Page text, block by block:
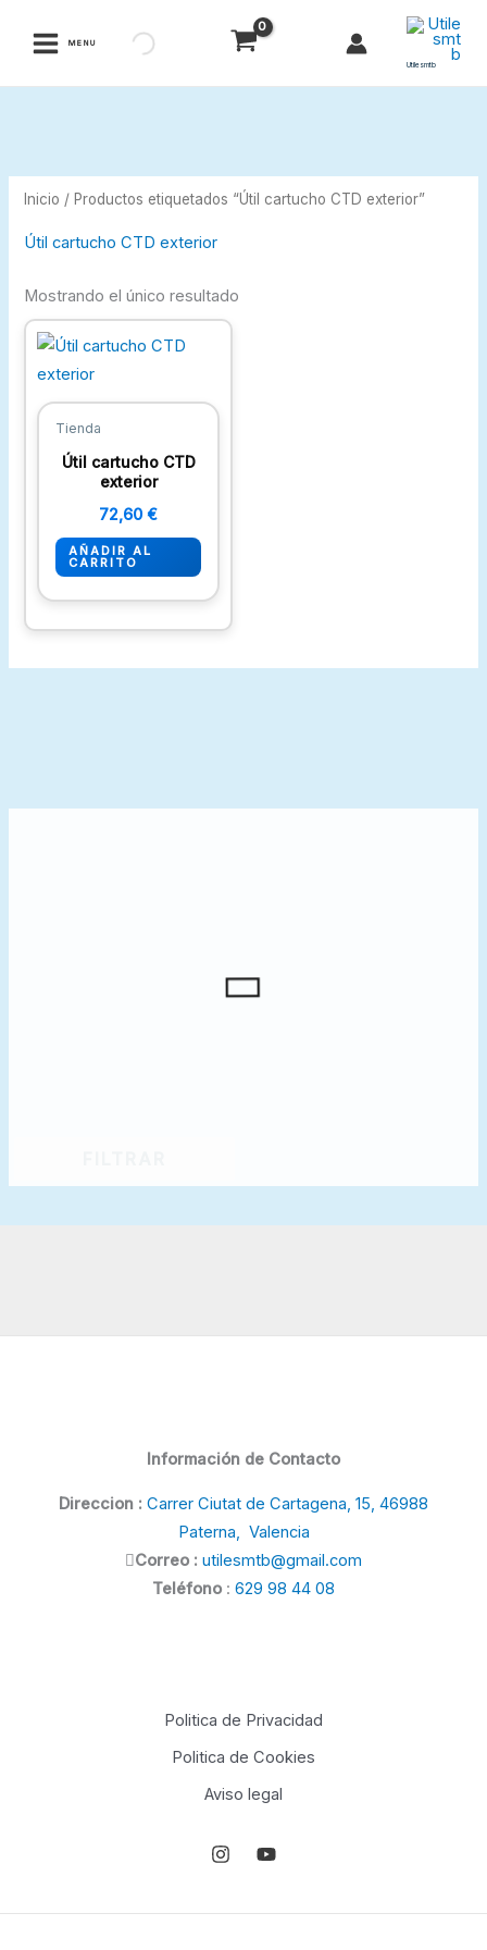
MENU
Utilesmtb
Inicio / Productos etiquetados “Útil cartucho CTD exterior”
Útil cartucho CTD exterior
Mostrando el único resultado
Tienda
Útil cartucho CTD
exterior
72,60€
AÑADIR AL
CARRITO
Información de Contacto
Direccion : Carrer Ciutat de Cartagena, 15, 46988
Paterna, Valencia
Correo : utilesmtb@gmail.com
Teléfono : 629 98 44 08
Politica de Privacidad
Politica de Cookies
Aviso legal